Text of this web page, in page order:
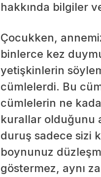
hakkında bilgiler
Çocukken,
binlerce kez
yetişkinlerin
cümlelerdi. Bu
cümlelerin ne
kurallar olduğunu
duruş sadece sizi
boynunuz
göstermez, aynı